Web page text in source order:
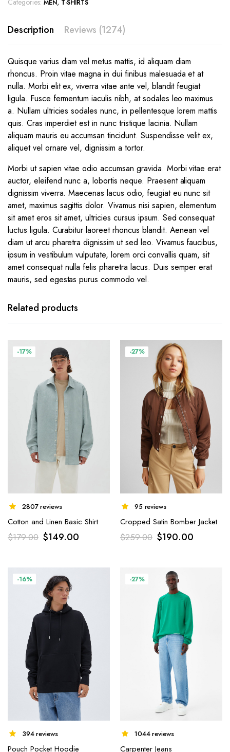
quantity
Categories: MEN, T-SHIRTS
Description Reviews (1274)
Quisque varius diam vel metus mattis, id aliquam diam
rhoncus. Proin vitae magna in dui finibus malesuada et at
nulla. Morbi elit ex, viverra vitae ante vel, blandit feugiat
ligula. Fusce fermentum iaculis nibh, at sodales leo maximus
a. Nullam ultricies sodales nunc, in pellentesque lorem mattis
quis. Cras imperdiet est in nunc tristique lacinia. Nullam
aliquam mauris eu accumsan tincidunt. Suspendisse velit ex,
aliquet vel ornare vel, dignissim a tortor.
Morbi ut sapien vitae odio accumsan gravida. Morbi vitae erat
auctor, eleifend nunc a, lobortis neque. Praesent aliquam
dignissim viverra. Maecenas lacus odio, feugiat eu nunc sit
amet, maximus sagittis dolor. Vivamus nisi sapien, elementum
sit amet eros sit amet, ultricies cursus ipsum. Sed consequat
luctus ligula. Curabitur laoreet rhoncus blandit. Aenean vel
diam ut arcu pharetra dignissim ut sed leo. Vivamus faucibus,
ipsum in vestibulum vulputate, lorem orci convallis quam, sit
amet consequat nulla felis pharetra lacus. Duis semper erat
mauris, sed egestas purus commodo vel.
Related products
-17%
2807 reviews
Cotton and Linen Basic Shirt
$179.00 $149.00
-27%
95 reviews
Cropped Satin Bomber Jacket
$259.00 $190.00
-16%
394 reviews
Pouch Pocket Hoodie
-27%
1044 reviews
Carpenter Jeans